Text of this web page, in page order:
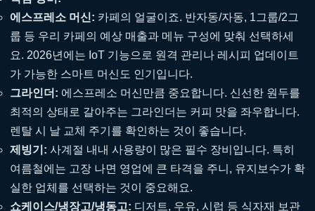
에스프레소 머신: 카페의 얼굴이죠. 반자동/자동, 1그룹/2그
룹 등 우리 카페의 예상 매출과 메뉴 구성에 맞춰 선택하세
요. 2026년에는 IoT 기능으로 원격 관리나 레시피 업데이트
가 가능한 스마트 머신도 인기입니다.
그라인더: 에스프레소 머신만큼 중요합니다. 신선한 원두를
최적의 상태로 갈아주는 그라인더는 커피 맛을 좌우합니다.
렌탈 시 날 교체 주기를 확인하는 것이 좋습니다.
제빙기: 사계절 내내 사용량이 많은 필수 장비입니다. 특히
여름철에는 고장 나면 영업에 큰 타격을 주니, 유지보수가 확
실한 업체를 선택하는 것이 중요해요.
쇼케이스/냉장고/냉동고: 디저트, 우유, 시럽 등 식자재 보관